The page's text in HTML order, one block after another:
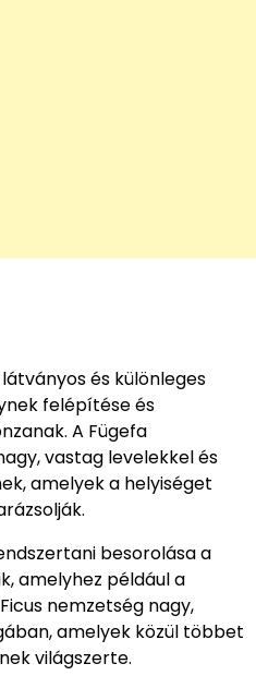
és különleges
felépítése és
A Fügefa
vastag levelekkel és
amelyek a helyiséget
besorolása a
amelyhez például a
nemzetség nagy,
amelyek közül többet
világszerte.